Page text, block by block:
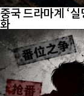
중국 드라마계 ‘
화